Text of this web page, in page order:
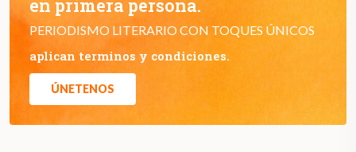
en primera persona.
PERIODISMO LITERARIO CON TOQUES ÚNICOS
aplican terminos y condiciones.
ÚNETENOS